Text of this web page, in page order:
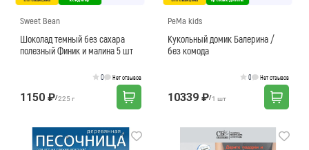
Sweet Bean
Шоколад темный без сахара
полезный Финик и малина 5 шт
0 Нет отзывов
1150 ₽/225 г
PeMa kids
Кукольный домик Балерина /
без комода
0 Нет отзывов
10339 ₽/1 шт